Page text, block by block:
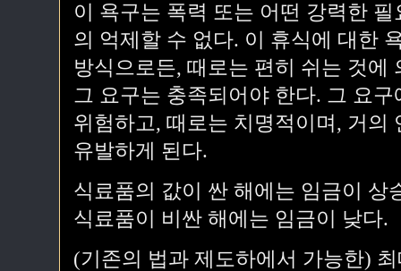
이 욕구는 폭력 또는 어떤 강력한
의 억제할 수 없다. 이 휴식에 대한
방식으로든, 때로는 편히 쉬는 것에
그 요구는 충족되어야 한다. 그 요
위험하고, 때로는 치명적이며, 거의
유발하게 된다.
식료품의 값이 싼 해에는 임금이 상
식료품이 비싼 해에는 임금이 낮다.
(기존의 법과 제도하에서 가능한)